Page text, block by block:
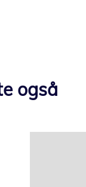
også